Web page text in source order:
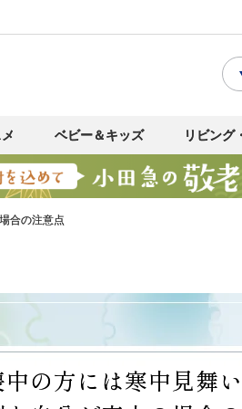
ベビー＆キッズ リビング
合の注意点
の方には寒中見舞い